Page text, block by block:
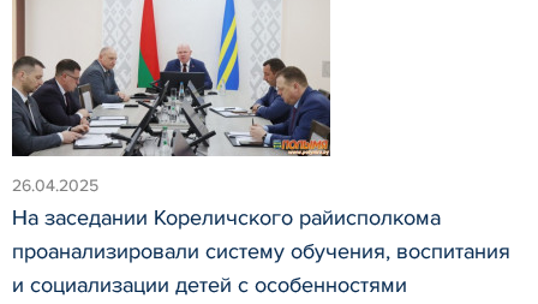
26.04.2025
На заседании Кореличского райисполкома
проанализировали систему обучения, воспитания
и социализации детей с особенностями